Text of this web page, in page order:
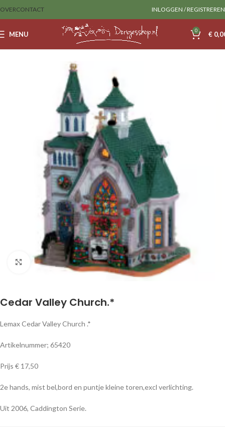
OVERCONTACT INLOGGEN / REGISTREREN
MENU 0 €
Klik om te vergroten
Cedar Valley Church.*
Lemax Cedar Valley Church .*
Artikelnummer; 65420
Prijs € 17,50
2e hands, mist bel,bord en puntje kleine toren,excl verlichting.
Uit 2006, Caddington Serie.